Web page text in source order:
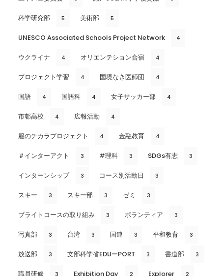
科学研究部 5 美術部 5
UNESCO Associated Schools Project Network 4
ウクライナ 4 オリエンテション合宿 4
プロジェクト学習 4 国境なき医師団 4
国語 4 国語科 4 女子サッカー部 4
市邨高校 4 広報活動 4
服のチカラプロジェクト 4 金融教育 4
＃インターアクト 3 #理科 3 SDGs有志 3
インターンシップ 3 コース別活動日 3
スキー 3 スキー部 3 ゼミ 3
ブライトコースの取り組み 3 ボランティア 3
写真部 3 台湾 3 国連 3 平和教育 3
放送部 3 文部科学省EDUーPORT 3 書道部 3
職員研修 3 Exhibition Day 2 Explorer 2